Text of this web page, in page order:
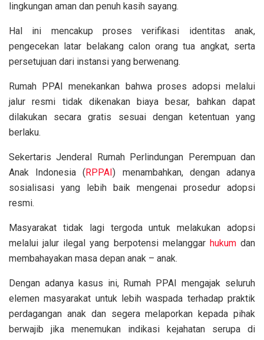
lingkungan aman dan penuh kasih sayang.
Hal ini mencakup proses verifikasi identitas anak,
pengecekan latar belakang calon orang tua angkat, serta
persetujuan dari instansi yang berwenang.
Rumah PPAI menekankan bahwa proses adopsi melalui
jalur resmi tidak dikenakan biaya besar, bahkan dapat
dilakukan secara gratis sesuai dengan ketentuan yang
berlaku.
Sekertaris Jenderal Rumah Perlindungan Perempuan dan
Anak Indonesia ( RPPAI) menambahkan, dengan adanya
sosialisasi yang lebih baik mengenai prosedur adopsi
resmi.
Masyarakat tidak lagi tergoda untuk melakukan adopsi
melalui jalur ilegal yang berpotensi melanggar hukumdan
membahayakan masa depan anak – anak.
Dengan adanya kasus ini, Rumah PPAI mengajak seluruh
elemen masyarakat untuk lebih waspada terhadap praktik
perdagangan anak dan segera melaporkan kepada pihak
berwajib jika menemukan indikasi kejahatan serupa di